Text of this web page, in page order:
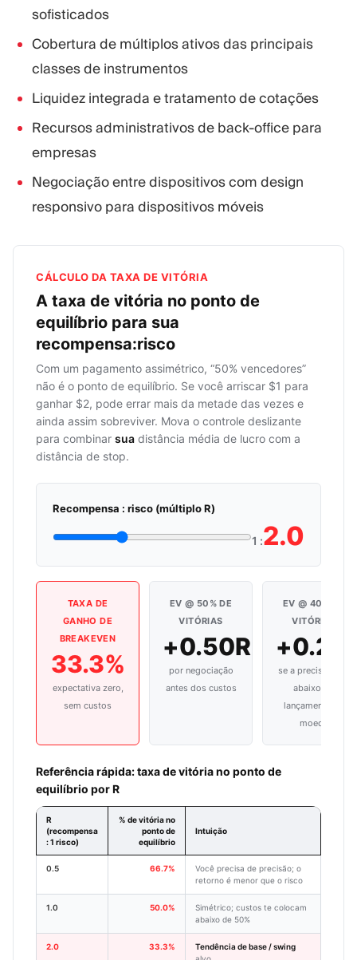
sofisticados
Cobertura de múltiplos ativos das principais
classes de instrumentos
Liquidez integrada e tratamento de cotações
Recursos administrativos de back-office para
empresas
Negociação entre dispositivos com design
responsivo para dispositivos móveis
CÁLCULO DA TAXA DE VITÓRIA
A taxa de vitória no ponto de
equilíbrio para sua
recompensa:risco
Com um pagamento assimétrico, “50% vencedores”
não é o ponto de equilíbrio. Se você arriscar $1 para
ganhar $2, pode errar mais da metade das vezes e
ainda assim sobreviver. Mova o controle deslizante
para combinar sua distância média de lucro com a
distância de stop.
Recompensa : risco (múltiplo R)
1 :2.0
TAXA DE
GANHO DE
BREAKEVEN
33.3%
expectativa zero,
sem custos
EV @ 50% DE
VITÓRIAS
+0.50R
por negociação
antes dos custos
EV @ 40% DE
VITÓRIAS
se a precisão cair
abaixo do
lançamento de
moeda
Referência rápida: taxa de vitória no ponto de
equilíbrio por R
R
(recompensa
: 1 risco)
% de vitória no
ponto de
equilíbrio
Intuição
0.5 66.7%
Você precisa de precisão; o
retorno é menor que o risco
1.0 50.0%
Simétrico; custos te colocam
abaixo de 50%
2.0 33.3%
Tendência de base / swing